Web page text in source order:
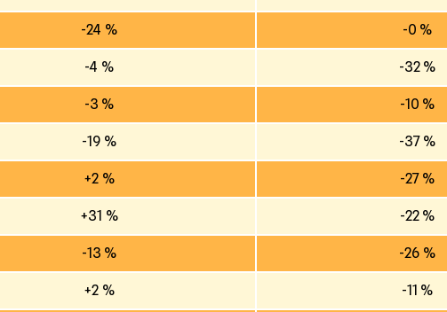
-24 % -0 %
-4 % -32 %
-3 % -10 %
-19 % -37 %
+2 % -27 %
+31 % -22 %
-13 % -26 %
+2 % -11 %